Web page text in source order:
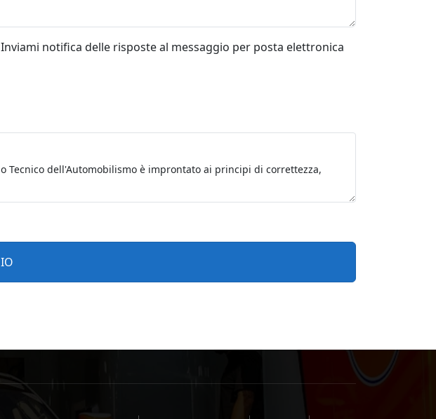
Inviami notifica delle risposte al messaggio per posta elettronica